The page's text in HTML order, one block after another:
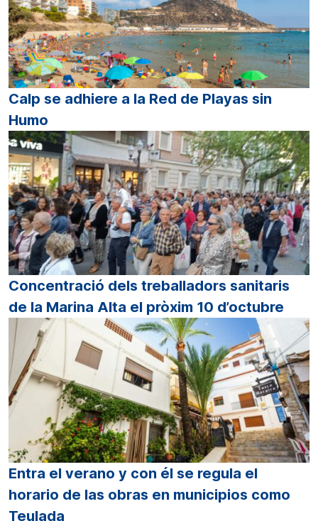
Calp se adhiere a la Red de Playas sin
Humo
Concentració dels treballadors sanitaris
de la Marina Alta el pròxim 10 d’octubre
Entra el verano y con él se regula el
horario de las obras en municipios como
Teulada